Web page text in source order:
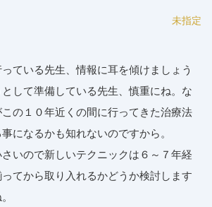
未指定
ている先生、情報に耳を傾けましょう
して準備している先生、慎重にね。な
の１０年近くの間に行ってきた治療法
になるかも知れないのですから。
いので新しいテクニックは６～７年経
てから取り入れるかどうか検討します